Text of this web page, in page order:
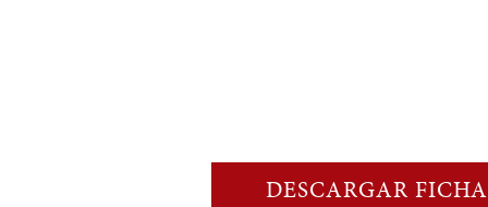
DESCARGAR FICHA